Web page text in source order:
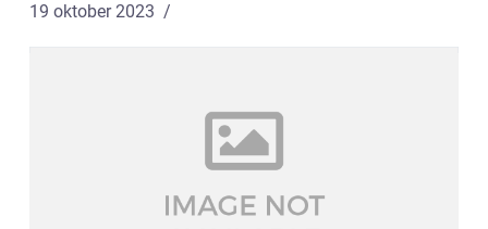
19 oktober 2023